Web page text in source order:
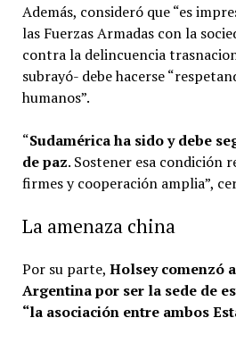
Además, consideró que “es
las Fuerzas Armadas con la
contra la delincuencia
subrayó- debe hacerse
humanos”.
“Sudamérica ha sido y debe
de paz. Sostener esa condición
firmes y cooperación amplia”,
La amenaza china
Por su parte, Holsey comenzó
Argentina por ser la sede de
“la asociación entre ambos